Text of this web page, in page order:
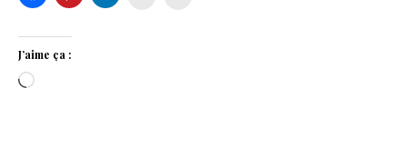
J’aime ça :
Chargement…